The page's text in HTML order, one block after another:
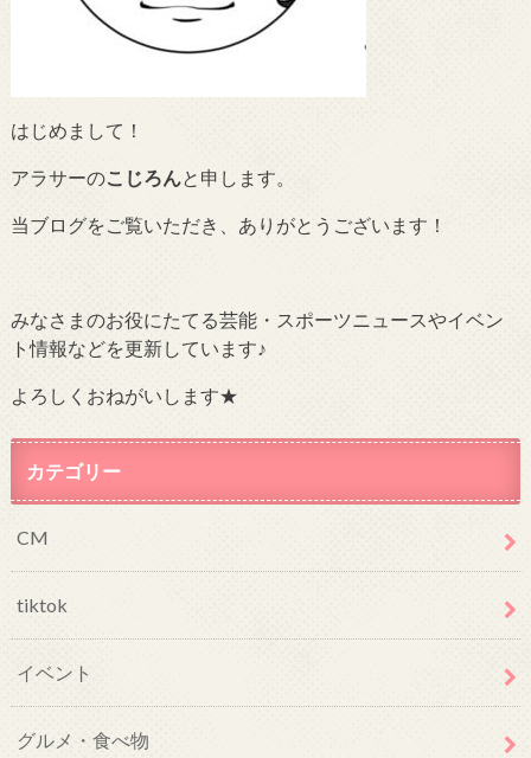
はじめまして！
アラサーのこじろん と申します。
当ブログをご覧いただき、ありがとうございます！
みなさまのお役にたてる芸能・スポーツニュースやイベン
ト情報などを更新しています♪
よろしくおねがいします★
カテゴリー
CM
tiktok
イベント
グルメ・食べ物